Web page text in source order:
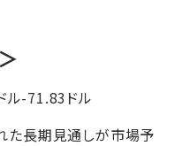
-71.83ドル
長期見通しが市場予